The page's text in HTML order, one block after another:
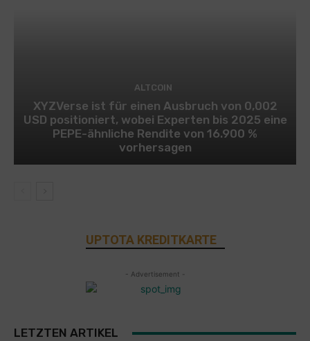
ALTCOIN
XYZVerse ist für einen Ausbruch von 0,002
USD positioniert, wobei Experten bis 2025 eine
PEPE-ähnliche Rendite von 16.900 %
vorhersagen
UPTOTA KREDITKARTE
- Advertisement -
LETZTEN ARTIKEL